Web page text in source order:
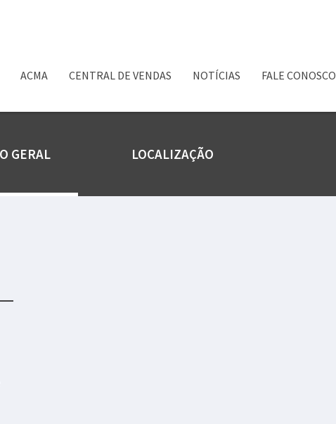
ACMA CENTRAL DE VENDAS NOTÍCIAS FALE CONOSCO
GERAL LOCALIZAÇÃO